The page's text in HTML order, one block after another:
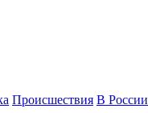
Происшествия В России